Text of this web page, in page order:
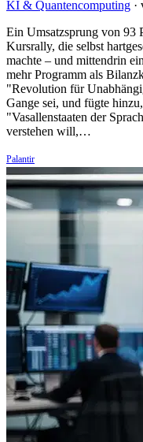
KI & Quantencomputing ·
Ein Umsatzsprung von 93
Kursrally, die selbst
machte – und mittendrin
mehr Programm als
"Revolution für
Gange sei, und fügte
"Vasallenstaaten der
verstehen will,…
Palantir